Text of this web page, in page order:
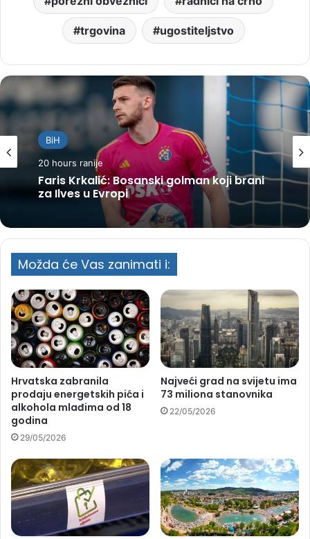
trgovina ugostiteljstvo
BiH
20 hours ranije
Faris Krkalić: Bosanski golman koji brani
za Ilves u Evropi
Možda će Vas zanimati i:
Hrvatska zabranila
prodaju energetskih pića i
alkohola mlađima od 18
godina
29/05/2026
Najveći grad na svijetu ima
73 miliona stanovnika
22/05/2026